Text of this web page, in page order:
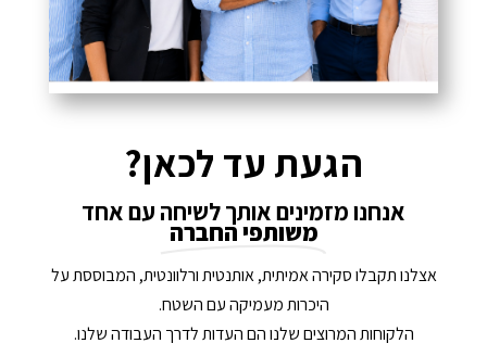
הגעת עד לכאן?
אנחנו מזמינים אותך לשיחה עם אחד
משותפי החברה
אצלנו תקבלו סקירה אמיתית, אותנטית ורלוונטית, המבוססת על
היכרות מעמיקה עם השטח.
הלקוחות המרוצים שלנו הם העדות לדרך העבודה שלנו.